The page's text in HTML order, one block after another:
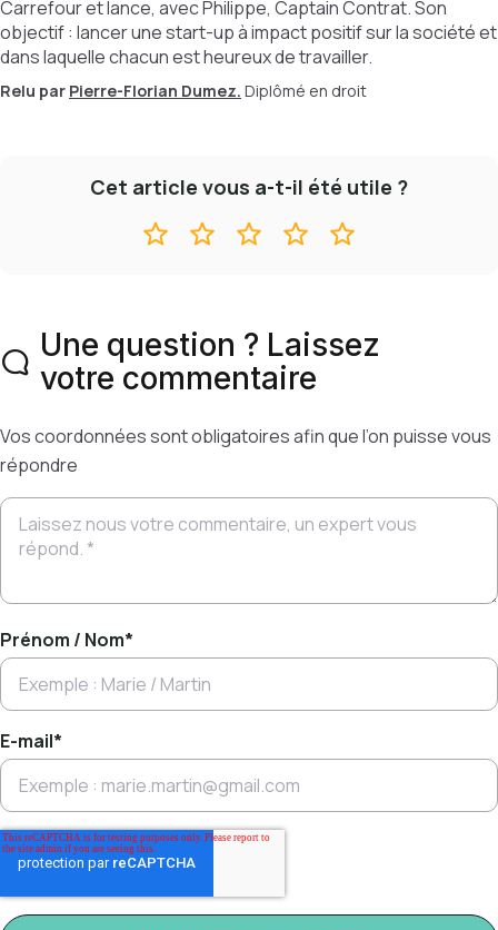
Carrefour et lance, avec Philippe, Captain Contrat. Son
objectif : lancer une start-up à impact positif sur la société et
dans laquelle chacun est heureux de travailler.
Relu par Pierre-Florian Dumez. Diplômé en droit
Cet article vous a-t-il été utile ?
Une question ? Laissez
votre commentaire
Vos coordonnées sont obligatoires afin que l’on puisse vous
répondre
Prénom / Nom*
E-mail*